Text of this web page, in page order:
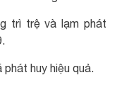
trì trệ và lạm phát
huy hiệu quả.